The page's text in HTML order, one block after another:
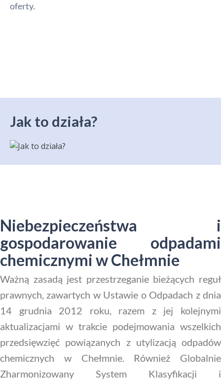
oferty.
Jak to działa?
Niebezpieczeństwa i
gospodarowanie odpadami
chemicznymi w Chełmnie
Ważną zasadą jest przestrzeganie bieżących reguł
prawnych, zawartych w Ustawie o Odpadach z dnia
14 grudnia 2012 roku, razem z jej kolejnymi
aktualizacjami w trakcie podejmowania wszelkich
przedsięwzięć powiązanych z utylizacją odpadów
chemicznych w Chełmnie. Również Globalnie
Zharmonizowany System Klasyfikacji i